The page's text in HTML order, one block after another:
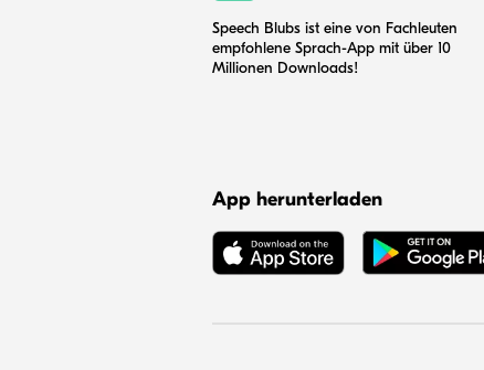
Speech Blubs ist eine von Fachleuten
empfohlene Sprach-App mit über 10
Millionen Downloads!
App herunterladen